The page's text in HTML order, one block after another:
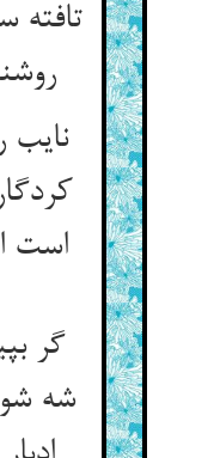
روشنایی یافته ست‌‌
است
گر
شه